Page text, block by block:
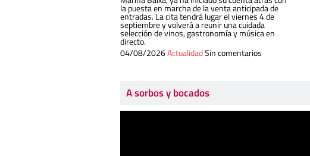
la puesta en marcha de la venta anticipada de
entradas. La cita tendrá lugar el viernes 4 de
septiembre y volverá a reunir una cuidada
selección de vinos, gastronomía y música en
directo.
04/08/2026ActualidadSin comentarios
A sorbos y bocados